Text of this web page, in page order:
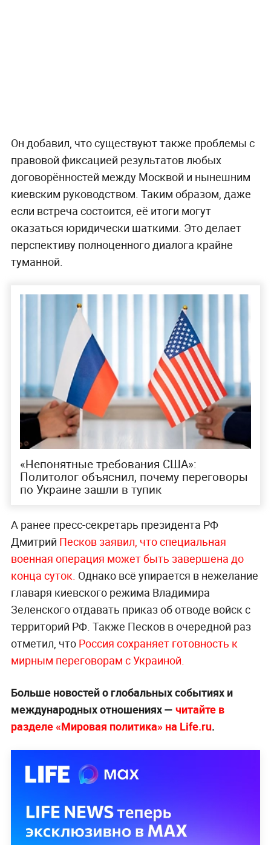
Он добавил, что существуют также проблемы с
правовой фиксацией результатов любых
договорённостей между Москвой и нынешним
киевским руководством. Таким образом, даже
если встреча состоится, её итоги могут
оказаться юридически шаткими. Это делает
перспективу полноценного диалога крайне
туманной.
«Непонятные требования США»:
Политолог объяснил, почему переговоры
по Украине зашли в тупик
А ранее пресс-секретарь президента РФ
Дмитрий Песков заявил, что специальная
военная операция может быть завершена до
конца суток. Однако всё упирается в нежелание
главаря киевского режима Владимира
Зеленского отдавать приказ об отводе войск с
территорий РФ. Также Песков в очередной раз
отметил, что Россия сохраняет готовность к
мирным переговорам с Украиной.
Больше новостей о глобальных событиях и
международных отношениях — читайте в
разделе «Мировая политика» на Life.ru.